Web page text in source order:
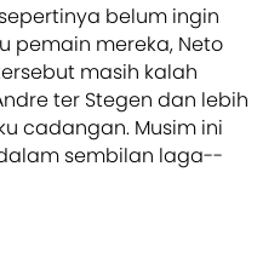
belum ingin
pemain mereka, Neto
masih kalah
ter Stegen dan lebih
cadangan. Musim ini
sembilan laga--